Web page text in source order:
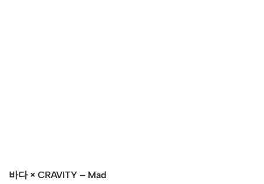
바다 × CRAVITY – Mad